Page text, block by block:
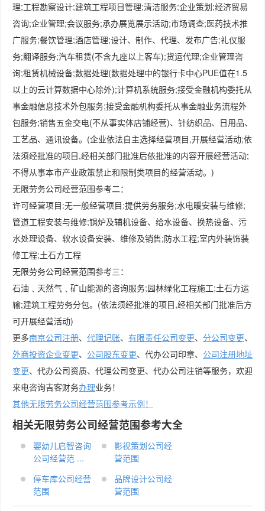
理;工程勘察设计;建筑工程项目管理;清洁服务;企业策划;经济贸易
咨询;企业管理;会议服务;承办展览展示活动;市场调查;医药技术推
广服务;餐饮管理;酒店管理;设计、制作、代理、发布广告;礼仪服
务;翻译服务;汽车租赁(不含九座以上客车);货运代理;企业管理咨
询;租赁机械设备;数据处理(数据处理中的银行卡中心PUE值在1.5
以上的云计算数据中心除外);计算机系统服务;接受金融机构委托从
事金融信息技术外包服务;接受金融机构委托从事金融业务流程外
包服务;销售五金交电(不从事实体店铺经营)、针纺织品、日用品、
工艺品、通讯设备。(企业依法自主选择经营项目,开展经营活动;依
法须经批准的项目,经相关部门批准后依批准的内容开展经营活动;
不得从事本市产业政策禁止和限制类项目的经营活动。)
无限劳务公司经营范围参考二：
许可经营项目:无一般经营项目:提供劳务服务;水电暖安装与维修;
管道工程安装与维修;锅炉及辅机设备、给水设备、换热设备、污
水处理设备、软水设备安装、维修及销售;防水工程;室内外装饰装
修工程;土石方工程
无限劳务公司经营范围参考三：
石油﹑天然气﹑矿山能源的咨询服务;园林绿化工程施工;土石方运
输;建筑工程劳务分包。(依法须经批准的项目,经相关部门批准后方
可开展经营活动)
更多南京公司注册、 代理记账、 有限责任公司变更、 分公司变更、
外商投资企业变更、 公司股东变更、代办公司印章、 公司注册地址
变更、代办公司资质、代理公司变更、代办公司注销等服务，欢迎
来电咨询吉客财务办理业务！
其他无限劳务公司经营范围参考示例！
相关无限劳务公司经营范围参考大全
婴幼儿启智咨询
公司经营范 ...
影视策划公司经
营范围
停车库公司经营
范围
品牌设计公司经
营范围